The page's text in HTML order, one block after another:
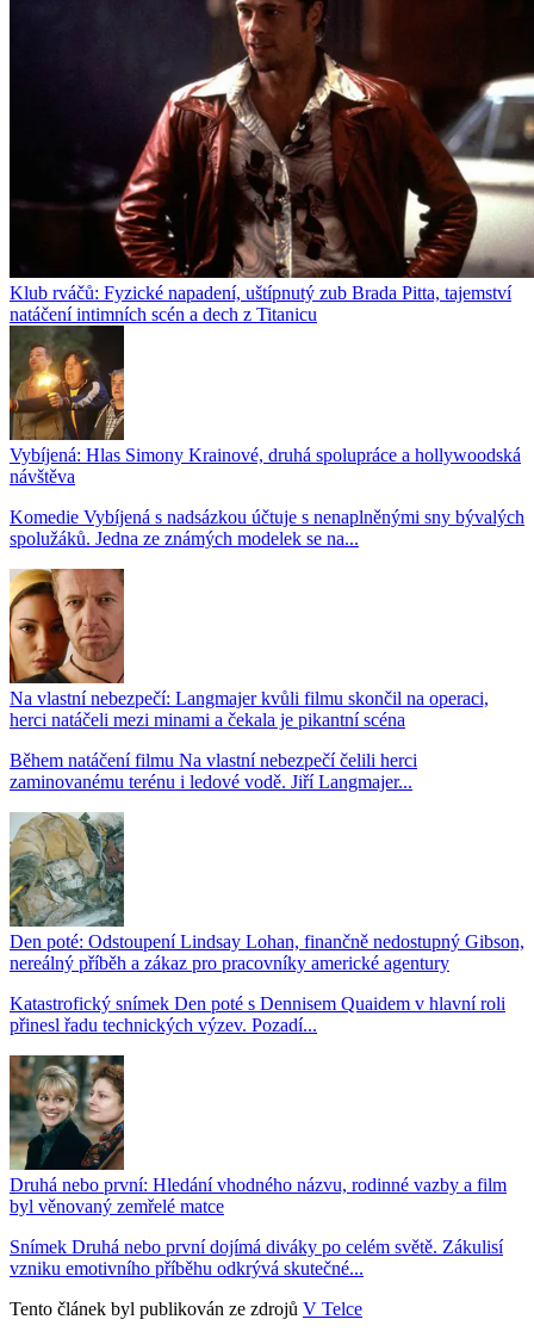
Klub rváčů: Fyzické napadení, uštípnutý zub Brada Pitta, tajemství
natáčení intimních scén a dech z Titanicu
Vybíjená: Hlas Simony Krainové, druhá spolupráce a hollywoodská
návštěva
Komedie Vybíjená s nadsázkou účtuje s nenaplněnými sny bývalých
spolužáků. Jedna ze známých modelek se na...
Na vlastní nebezpečí: Langmajer kvůli filmu skončil na operaci,
herci natáčeli mezi minami a čekala je pikantní scéna
Během natáčení filmu Na vlastní nebezpečí čelili herci
zaminovanému terénu i ledové vodě. Jiří Langmajer...
Den poté: Odstoupení Lindsay Lohan, finančně nedostupný Gibson,
nereálný příběh a zákaz pro pracovníky americké agentury
Katastrofický snímek Den poté s Dennisem Quaidem v hlavní roli
přinesl řadu technických výzev. Pozadí...
Druhá nebo první: Hledání vhodného názvu, rodinné vazby a film
byl věnovaný zemřelé matce
Snímek Druhá nebo první dojímá diváky po celém světě. Zákulisí
vzniku emotivního příběhu odkrývá skutečné...
Tento článek byl publikován ze zdrojů V Telce